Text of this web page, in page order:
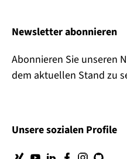
Newsletter abonnieren
Abonnieren Sie unseren
dem aktuellen Stand zu
Unsere sozialen Profile